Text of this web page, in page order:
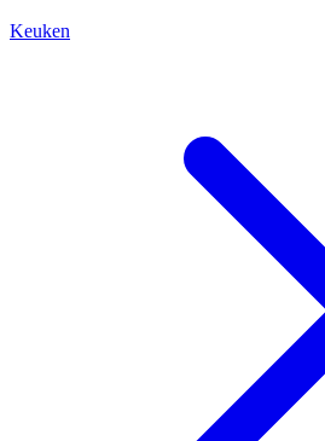
Keuken